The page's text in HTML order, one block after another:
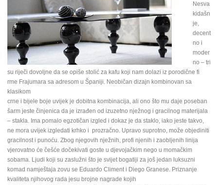
Nesva
kidašn
je,
decent
no i
moder
no – tri
su riječi dovoljne da se opiše stolić za kafu koji nam dolazi iz porodične fi
rme Frajumara sa adresom u Španiji. Neobičan dizajn kombinovan sa
klasikom
crne i bijele boje uvijek je dobitna kombinacija, ali ono što mu daje poseban
šarm jeste činjenica da je izrađen od izuzetno nježnog i gracilnog materijala
– stakla. Ima pomalo egzotičan izgled i dokaz je da staklo, iako jeste takvo,
ne mora uvijek izgledati krhko i prozračno. Upravo suprotno, može objediniti
gracilnost i punoću. Zbog njegovih nježnih, profi njenih i zaobljenih linija
vjerovatno će češće dočekivati goste u djevojačkim nego u momačkim
sobama. Ljudi koji su zaslužni što je svijet bogatiji za još jedan luksuzni
komad namještaja zovu se Eduardo Climent i Diego Granese. Priznanje
kvaliteta njihovog rada jesu brojne nagrade kojih